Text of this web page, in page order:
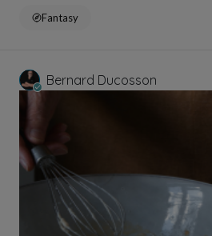
Fantasy
Bernard Ducosson